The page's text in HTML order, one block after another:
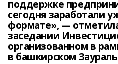
поддержке
сегодня заработали
формате», —
заседании
организованном в
в башкирском